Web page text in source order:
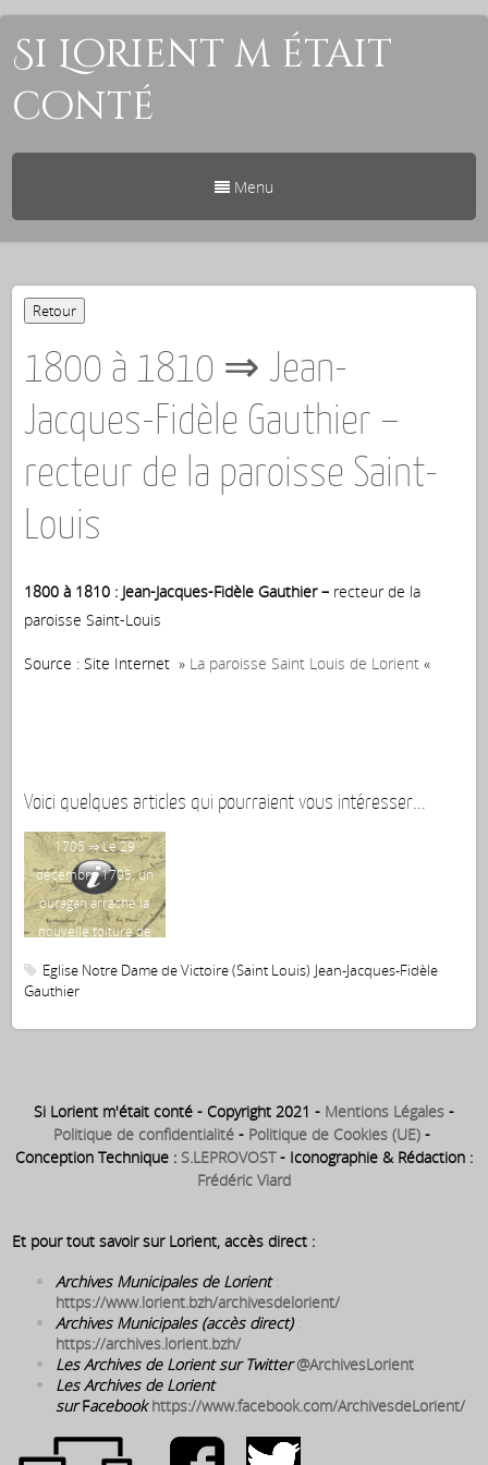
Si Lorient m était
conté
Menu
1800 à 1810 ⇒ Jean-
Jacques-Fidèle Gauthier –
recteur de la paroisse Saint-
Louis
1800 à 1810 : Jean-Jacques-Fidèle Gauthier –recteur de la
paroisse Saint-Louis
Source : Site Internet » La paroisse Saint Louis de Lorient«
Voici quelques articles qui pourraient vous intéresser...
1705 ⇒ Le 29
décembre 1705, un
ouragan arrache la
nouvelle toiture de
en cours de
Eglise Notre Dame de Victoire (Saint Louis) Jean-Jacques-Fidèle
Gauthier
Si Lorient m'était conté - Copyright 2021 - Mentions Légales -
Politique de confidentialité - Politique de Cookies (UE) -
Conception Technique : S.LEPROVOST- Iconographie & Rédaction :
Frédéric Viard
Et pour tout savoir sur Lorient, accès direct :
Archives Municipales de Lorient
https://www.lorient.bzh/archivesdelorient/
Archives Municipales (accès direct):
https://archives.lorient.bzh/
Les Archives de Lorient sur Twitter @ArchivesLorient
Les Archives de Lorient
sur Facebook https://www.facebook.com/ArchivesdeLorient/